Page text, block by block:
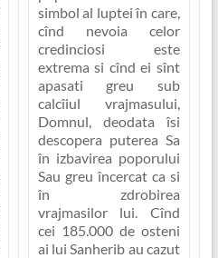
simbol al luptei în care,
cînd nevoia celor
credinciosi este
extrema si cînd ei sînt
apasati greu sub
calcîiul vrajmasului,
Domnul, deodata îsi
descopera puterea Sa
în izbavirea poporului
Sau greu încercat ca si
în zdrobirea
vrajmasilor lui. Cînd
cei 185.000 de osteni
ai lui Sanherib au cazut